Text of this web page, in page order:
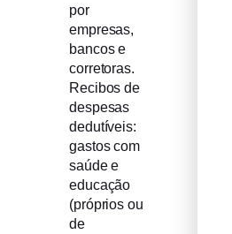
por
empresas,
bancos e
corretoras.
Recibos de
despesas
dedutíveis:
gastos com
saúde e
educação
(próprios ou
de